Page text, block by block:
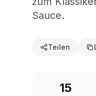
Sauce.
Teilen
15